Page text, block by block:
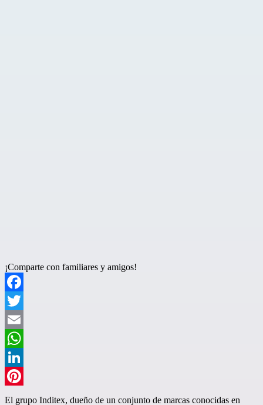
¡Comparte con familiares y amigos!
Facebook
Twitter
Email
WhatsApp
LinkedIn
Pinterest
El grupo Inditex, dueño de un conjunto de marcas conocidas en